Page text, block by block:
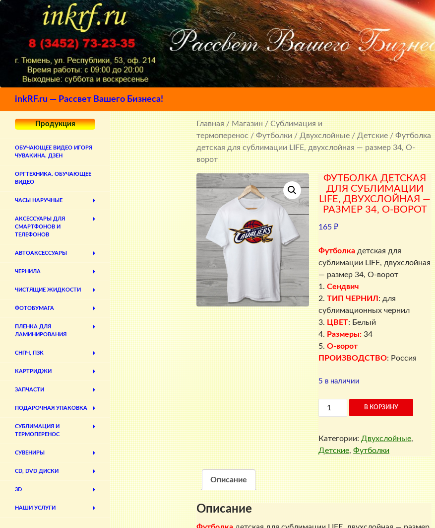
inkRF.ru — Рассвет Вашего Бизнеса!
Главная/Магазин/Сублимация и
термоперенос/Футболки/Двухслойные/Детские/ Футболка
детская для сублимации LIFE, двухслойная — размер 34, О-
ворот
ФУТБОЛКА ДЕТСКАЯ
ДЛЯ СУБЛИМАЦИИ
LIFE, ДВУХСЛОЙНАЯ —
РАЗМЕР 34, О-ВОРОТ
165₽
Футболка детская для
сублимации LIFE, двухслойная
— размер 34, О-ворот
1.Сендвич
2. ТИП ЧЕРНИЛ : для
сублимационных чернил
3. ЦВЕТ: Белый
4. Размеры: 34
5. О-ворот
ПРОИЗВОДСТВО: Россия
5 в наличии
Количество
товара
Футболка
детская
для
сублимации
LIFE,
двухслойная
-
34,
В КОРЗИНУ
Категории:Двухслойные,
Детские,Футболки
Описание
Описание
Продукция
ОБУЧАЮЩЕЕ ВИДЕО ИГОРЯ
ЧУВАКИНА. ДЗЕН
ОРГТЕХНИКА. ОБУЧАЮЩЕЕ
ВИДЕО
ЧАСЫ НАРУЧНЫЕ
АКСЕССУАРЫ ДЛЯ
СМАРТФОНОВ И
ТЕЛЕФОНОВ
АВТОАКСЕССУАРЫ
ЧЕРНИЛА
ЧИСТЯЩИЕ ЖИДКОСТИ
ФОТОБУМАГА
ПЛЕНКА ДЛЯ
ЛАМИНИРОВАНИЯ
СНПЧ, ПЗК
КАРТРИДЖИ
ЗАПЧАСТИ
ПОДАРОЧНАЯ УПАКОВКА
СУБЛИМАЦИЯ И
ТЕРМОПЕРЕНОС
СУВЕНИРЫ
CD, DVD ДИСКИ
3D
НАШИ УСЛУГИ